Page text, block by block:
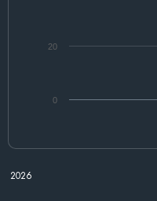
0
20
2026